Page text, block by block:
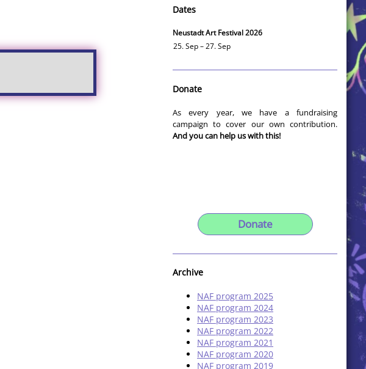
Dates
Neustadt Art Festival 2026
25. Sep – 27. Sep
Donate
As every year, we have a fundraising
campaign to cover our own contribution.
And you can help us with this!
Donate
Archive
NAF program 2025
NAF program 2024
NAF program 2023
NAF program 2022
NAF program 2021
NAF program 2020
NAF program 2019